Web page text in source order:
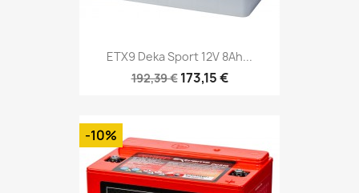
ETX9 Deka Sport 12V 8Ah...
192,39 € 173,15 €
-10%